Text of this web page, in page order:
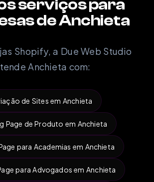
serviços para
de Anchieta
Shopify, a Due Web Studio
Anchieta com:
de Sites em Anchieta
Page de Produto em Anchieta
para Academias em Anchieta
para Advogados em Anchieta